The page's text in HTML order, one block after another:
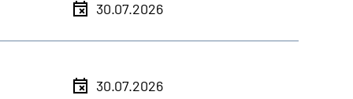
30.07.2026
30.07.2026